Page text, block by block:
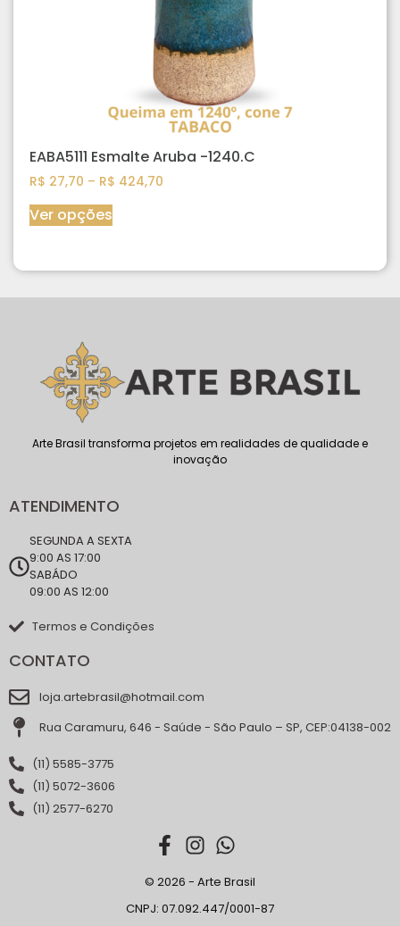
EABA5111 Esmalte Aruba -1240.C
R$ 27,70 – R$ 424,70
Ver opções
Arte Brasil transforma projetos em realidades de qualidade e
inovação
ATENDIMENTO
SEGUNDA A SEXTA
9:00 AS 17:00
SABÁDO
09:00 AS 12:00
Termos e Condições
CONTATO
loja.artebrasil@hotmail.com
Rua Caramuru, 646 - Saúde - São Paulo – SP, CEP:04138-002
(11) 5585-3775
(11) 5072-3606
(11) 2577-6270
© 2026 - Arte Brasil
CNPJ: 07.092.447/0001-87